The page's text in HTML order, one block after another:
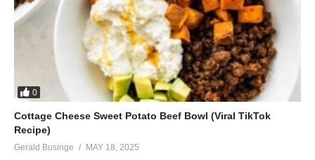
0
Cottage Cheese Sweet Potato Beef Bowl (Viral TikTok
Recipe)
Gerald Businge MAY 18, 2025